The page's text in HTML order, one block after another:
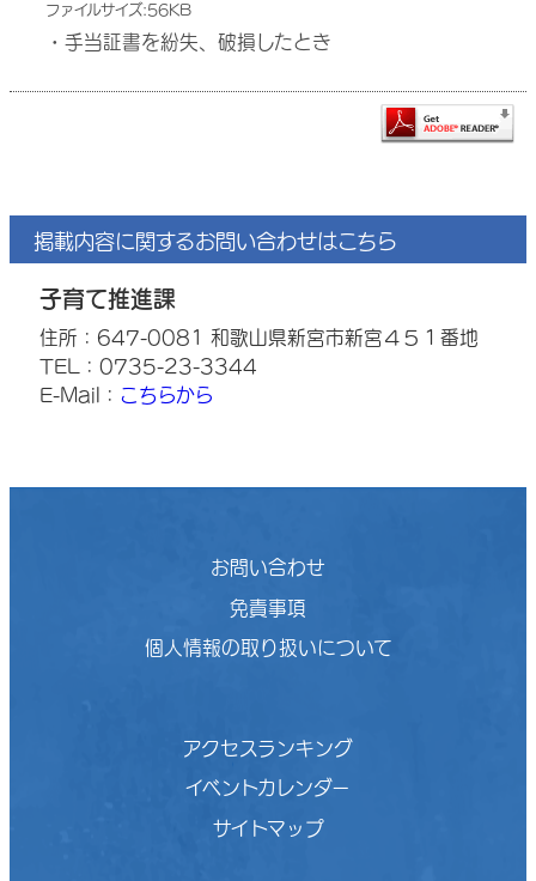
ファイルサイズ:56KB
・手当証書を紛失、破損したとき
掲載内容に関するお問い合わせはこちら
子育て推進課
住所：647-0081 和歌山県新宮市新宮４５１番地
TEL：0735-23-3344
E-Mail： こちらから
お問い合わせ
免責事項
個人情報の取り扱いについて
アクセスランキング
イベントカレンダー
サイトマップ